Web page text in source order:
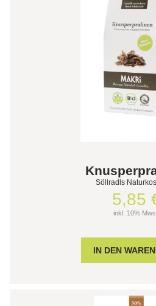
Söllradls
5,85
inkl. 10%